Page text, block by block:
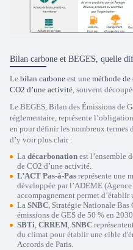
Bilan carbone et BEGES, quelle
Le bilan carbone est une méthode
CO2 d’une activité, souvent
Le BEGES, Bilan des Émissions de
réglementaire, représente
en pour définir les nombreux termes
d’y voir plus clair :
La décarbonation est l’ensemble
de CO2 d’une activité.
L’ACT Pas-à-Pas représente une
développée par l’ADEME
accompagnement permet
La SNBC, Stratégie Nationale
émissions de GES de 50 % en
SBTi, CRREM, SNBC
du climat pour établir une cible
Accords de Paris.